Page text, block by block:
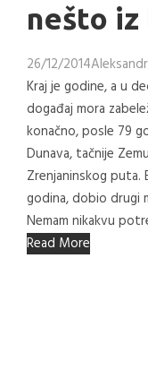
nešto
26/12/2014
Kraj je godine, a u
događaj mora
konačno, posle 79
Dunava, tačnije
Zrenjaninskog
godina, dobio drugi
Nemam nikakvu
Read More